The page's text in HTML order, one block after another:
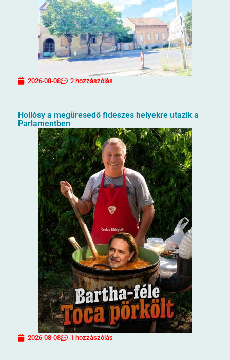
2026-08-08 2 hozzászólás
Hollósy a megüresedő fideszes helyekre utazik a
Parlamentben
2026-08-08 1 hozzászólás